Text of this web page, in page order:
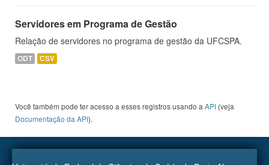
Servidores em Programa de Gestão
Relação de servidores no programa de gestão da UFCSPA.
ODT CSV
Você também pode ter acesso a esses registros usando a API (veja
Documentação da API).